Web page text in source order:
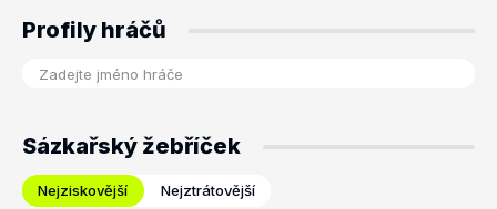
Profily hráčů
Sázkařský žebříček
Nejziskovější Nejztrátovější